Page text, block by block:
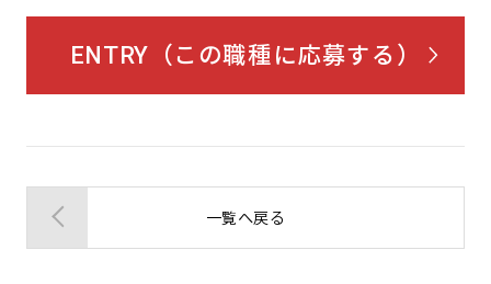
ENTRY（この職種に応募する）
一覧へ戻る